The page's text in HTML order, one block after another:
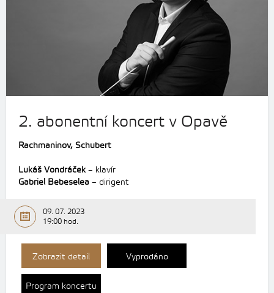
2. abonentní koncert v Opavě
Rachmaninov, Schubert
Lukáš Vondráček– klavír
Gabriel Bebeselea – dirigent
09. 07. 2023
19:00 hod.
Zobrazit detail Vyprodáno
Program koncertu